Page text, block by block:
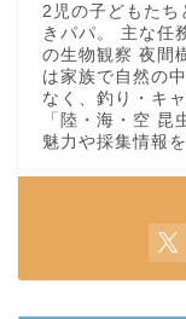
2児の子どもたち
きパパ。 主な任
の生物観察 夜間
は家族で自然の
なく、釣り・キ
「陸・海・空
魅力や採集情報